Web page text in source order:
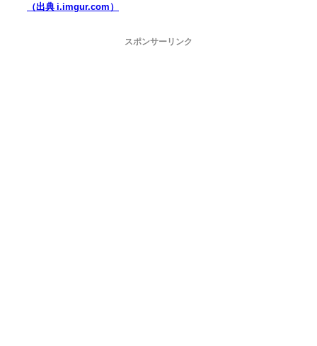
（出典 i.imgur.com）
スポンサーリンク